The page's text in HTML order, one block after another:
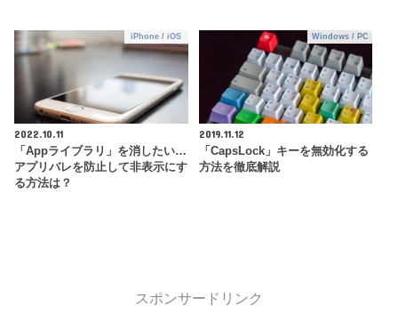
iPhone / iOS
2022.10.11
「Appライブラリ」を消したい…
アプリバレを防止して非表示にす
る方法は？
Windows / PC
2019.11.12
「CapsLock」キーを無効化する
方法を徹底解説
スポンサードリンク